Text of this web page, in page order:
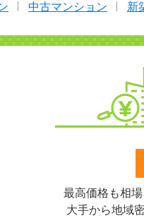
中古マンション 新
最高価格も相
大手から地域